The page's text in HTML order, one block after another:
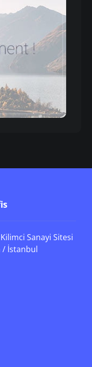
Sanayi Sitesi
/ İstanbul